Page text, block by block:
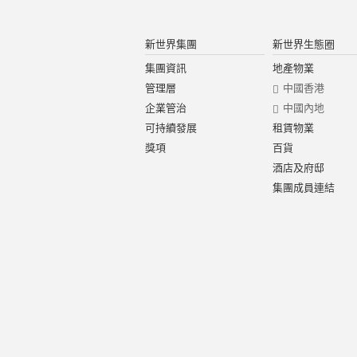
新世界集團
集團資訊
管理層
企業管治
可持續發展
獎項
新世界生態圈
地產物業
中國香港
中國內地
租賃物業
百貨
酒店及府邸
集團成員連結